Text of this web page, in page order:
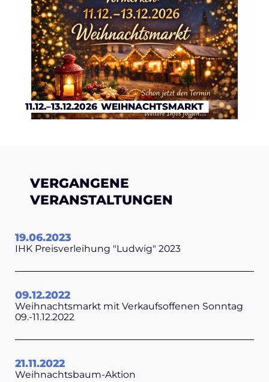
11.12.–13.12.2026 WEIHNACHTSMARKT
VERGANGENE
VERANSTALTUNGEN
19.06.2023
IHK Preisverleihung "Ludwig" 2023
09.12.2022
Weihnachtsmarkt mit Verkaufsoffenen Sonntag
09.-11.12.2022
21.11.2022
Weihnachtsbaum-Aktion